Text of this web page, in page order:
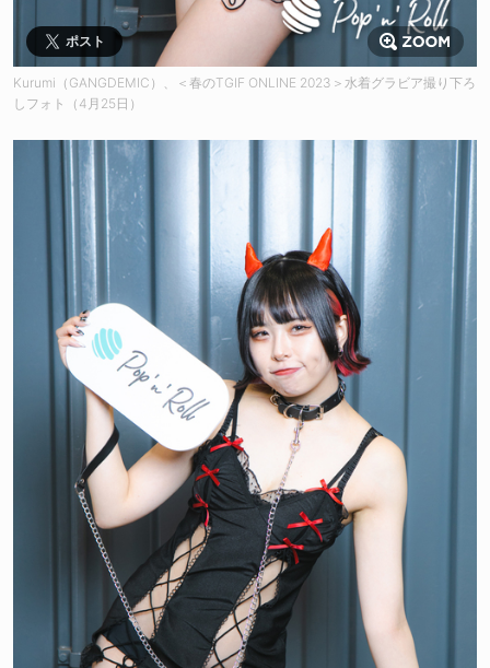
ポスト
Kurumi（GANGDEMIC）、＜春のTGIF ONLINE 2023＞水着グラビア撮り下ろ
しフォト（4月25日）